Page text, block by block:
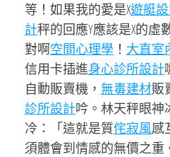
等！如果我的愛是X遊艇
計秤的回應Y應該是X的虛
對啊空間心理學 ！ 大直室
信用卡插進身心診所設計
自動販賣機， 無毒建材販
診所設計吟。林天秤眼神
冷：「這就是質侘寂風感
須體會到情感的無價之